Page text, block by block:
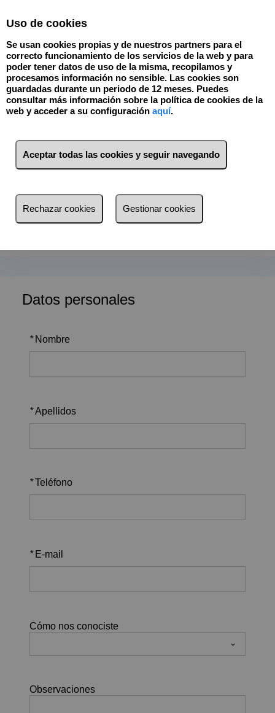
¿Te gustaría recibir GRATIS una completa guía
DESCARGAR GRATIS
nuestra guía en la que te contaremos paso a
paso cómo no cometer errores en una de la operaciones más
Datos personales
* Nombre
*Apellidos
*Teléfono
* E-mail
Cómo nos conociste
Observaciones
Uso de cookies
Se usan cookies propias y de nuestros partners para el
correcto funcionamiento de los servicios de la web y para
poder tener datos de uso de la misma, recopilamos y
procesamos información no sensible. Las cookies son
guardadas durante un periodo de 12 meses. Puedes
consultar más información sobre la política de cookies de la
web y acceder a su configuración aquí.
Aceptar todas las cookies y seguir navegando
Rechazar cookies Gestionar cookies